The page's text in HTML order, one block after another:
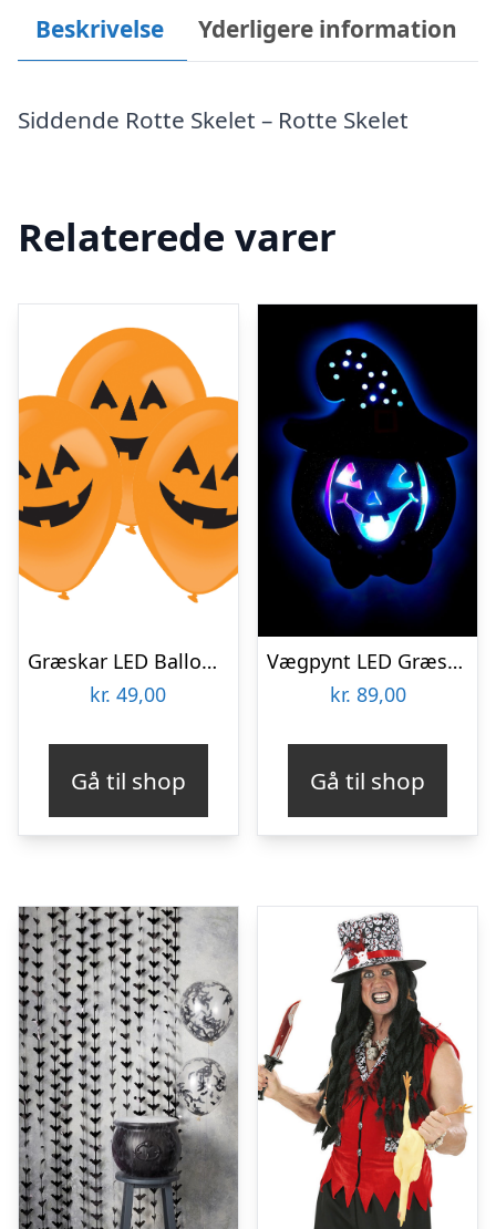
Beskrivelse Yderligere information
Siddende Rotte Skelet – Rotte Skelet
Relaterede varer
Græskar LED Balloner
kr. 49,00
Gå til shop
Vægpynt LED Græskar
kr. 89,00
Gå til shop